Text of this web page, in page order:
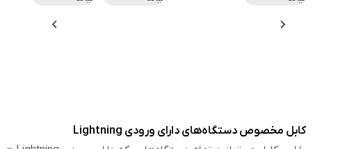
کابل مخصوص دستگاه‌های دارای ورودی Lightning